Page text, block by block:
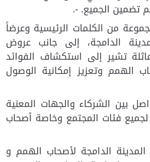
تضمين الجميع. -.
من الكلمات الرئيسية وعرضاً
الدامجة، إلى جانب عروض
تشير إلى استكشاف الفوائد
الهمم وتعزيز إمكانية الوصول
بين الشركاء والجهات المعنية
فئات المجتمع وخاصة أصحاب
الدامجة لأصحاب الهمم و